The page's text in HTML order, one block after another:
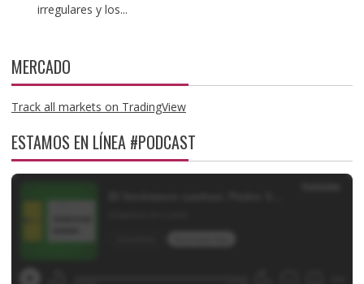
irregulares y los...
MERCADO
Track all markets on TradingView
ESTAMOS EN LÍNEA #PODCAST